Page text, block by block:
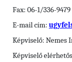
Fax: 06-1/336-9479
E-mail cím:
Képviselő: Nemes
Képviselő